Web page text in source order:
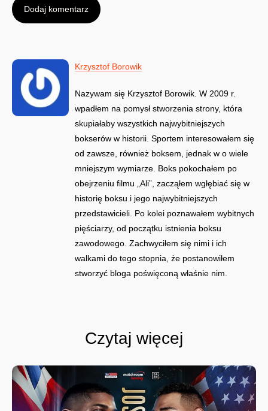
Krzysztof Borowik
Nazywam się Krzysztof Borowik. W 2009 r.
wpadłem na pomysł stworzenia strony, która
skupiałaby wszystkich najwybitniejszych
bokserów w historii. Sportem interesowałem się
od zawsze, również boksem, jednak w o wiele
mniejszym wymiarze. Boks pokochałem po
obejrzeniu filmu „Ali”, zacząłem wgłębiać się w
historię boksu i jego najwybitniejszych
przedstawicieli. Po kolei poznawałem wybitnych
pięściarzy, od początku istnienia boksu
zawodowego. Zachwyciłem się nimi i ich
walkami do tego stopnia, że postanowiłem
stworzyć bloga poświęconą właśnie nim.
Czytaj więcej